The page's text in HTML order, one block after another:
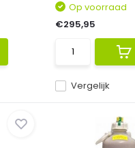
Vergelijk
Op voorraad
€295,95